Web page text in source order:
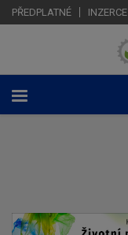
PŘEDPLATNÉ INZERCE